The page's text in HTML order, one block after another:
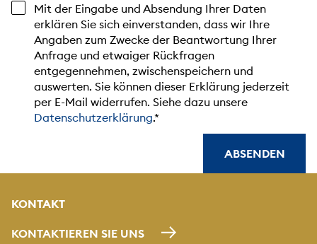
Mit der Eingabe und Absendung Ihrer Daten
erklären Sie sich einverstanden, dass wir Ihre
Angaben zum Zwecke der Beantwortung Ihrer
Anfrage und etwaiger Rückfragen
entgegennehmen, zwischenspeichern und
auswerten. Sie können dieser Erklärung jederzeit
per E-Mail widerrufen. Siehe dazu unsere
Datenschutzerklärung.
ABSENDEN
KONTAKT
KONTAKTIEREN SIE UNS